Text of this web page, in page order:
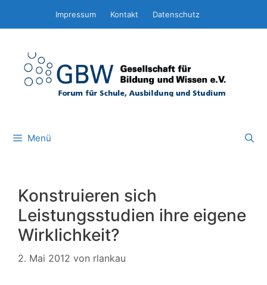
springen
Impressum Kontakt Datenschutz
Menü
Konstruieren sich
Leistungsstudien ihre eigene
Wirklichkeit?
2. Mai 2012 von rlankau